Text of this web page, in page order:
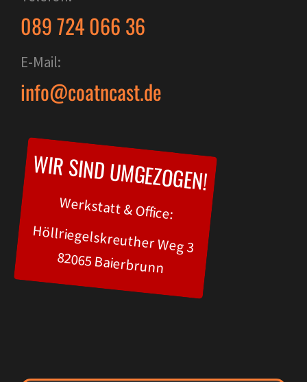
089 724 066 36
E-Mail:
info@coatncast.de
WIR SIND UMGEZOGEN!
Werkstatt & Office:
Höllriegelskreuther Weg 3
82065 Baierbrunn